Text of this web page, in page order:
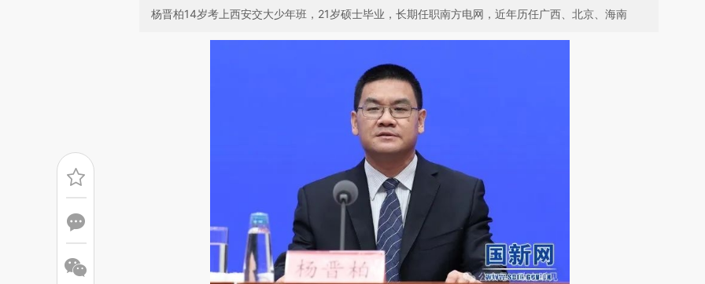
杨晋柏14岁考上西安交大少年班，21岁硕士毕业，长期任职南方电网，近年历任广西、北京、海南